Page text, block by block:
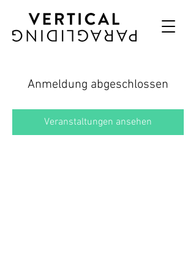
Anmeldung abgeschlossen
Veranstaltungen ansehen